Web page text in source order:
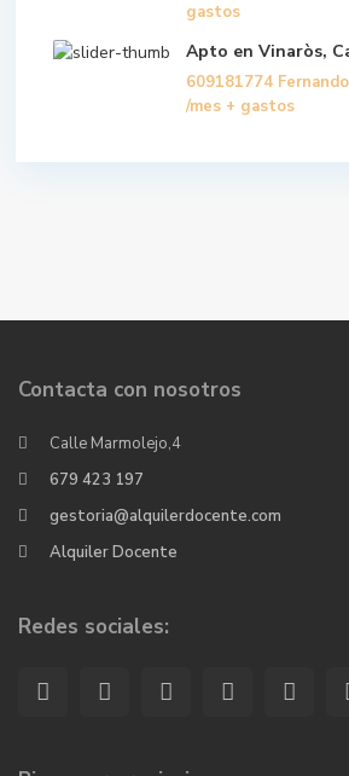
gastos
Apto en Vinaròs,
609181774 Fernando
/mes + gastos
Contacta con nosotros
Calle Marmolejo,4
679 423 197
gestoria@alquilerdocente.com
Alquiler Docente
Redes sociales: